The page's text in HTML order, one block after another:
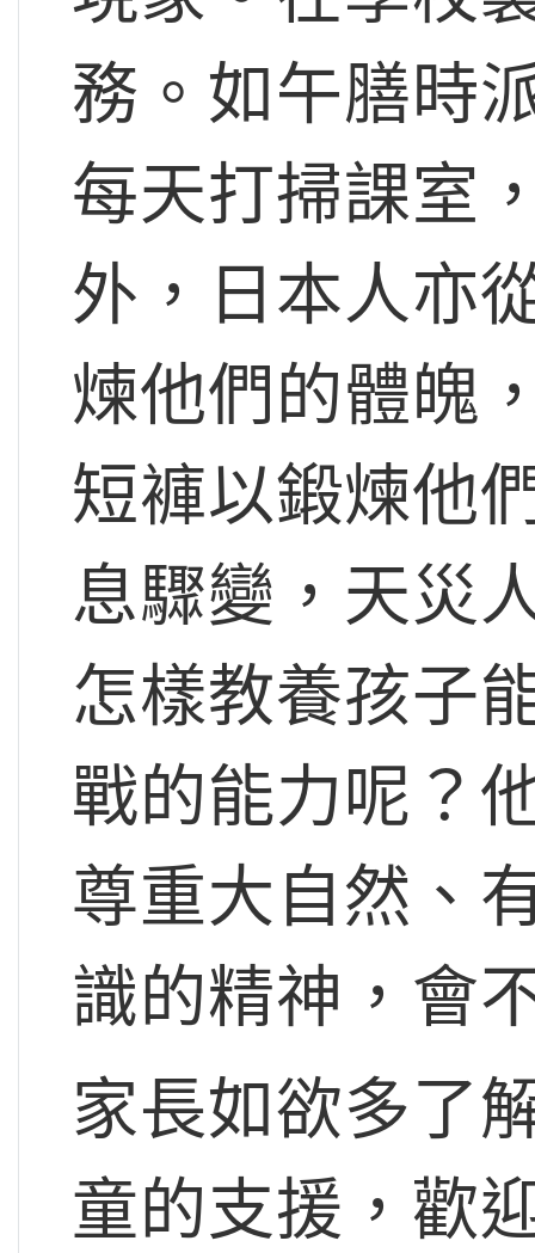
務。如午膳時
每天打掃課室
外，日本人亦
煉他們的體魄
短褲以鍛煉他
息驟變，天災
怎樣教養孩子
戰的能力呢？
尊重大自然、
識的精神，會
家長如欲多了
童的支援，歡